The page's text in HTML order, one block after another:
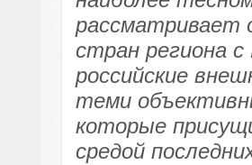
рассматривает
стран региона
российские
теми
которые
средой